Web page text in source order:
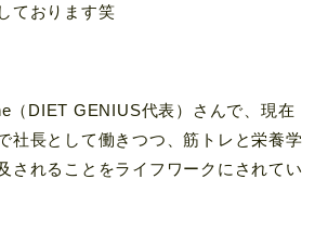
ております笑
（DIET GENIUS代表）さんで、現在
社長として働きつつ、筋トレと栄養学
されることをライフワークにされてい